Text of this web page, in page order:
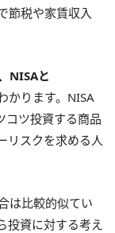
節税や家賃収入
NISAと
かります。NISA
コツ投資する商品
リスクを求める人
は比較的似てい
投資に対する考え